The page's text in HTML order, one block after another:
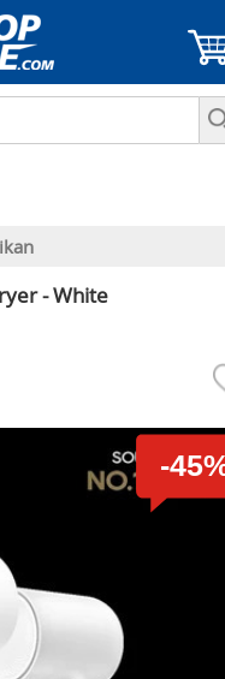
- White
-